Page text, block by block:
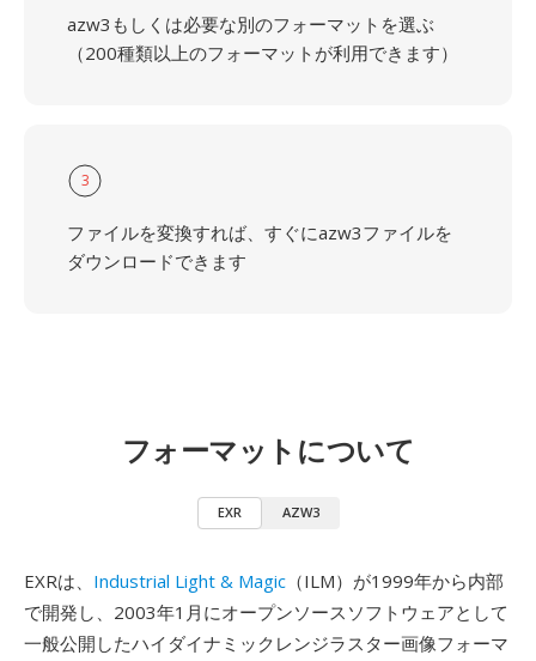
azw3もしくは必要な別のフォーマットを選ぶ
（200種類以上のフォーマットが利用できます）
3
ファイルを変換すれば、すぐにazw3ファイルを
ダウンロードできます
フォーマットについて
EXR AZW3
EXRは、 Industrial Light & Magic （ILM）が1999年から内部
で開発し、2003年1月にオープンソースソフトウェアとして
一般公開したハイダイナミックレンジラスター画像フォーマ